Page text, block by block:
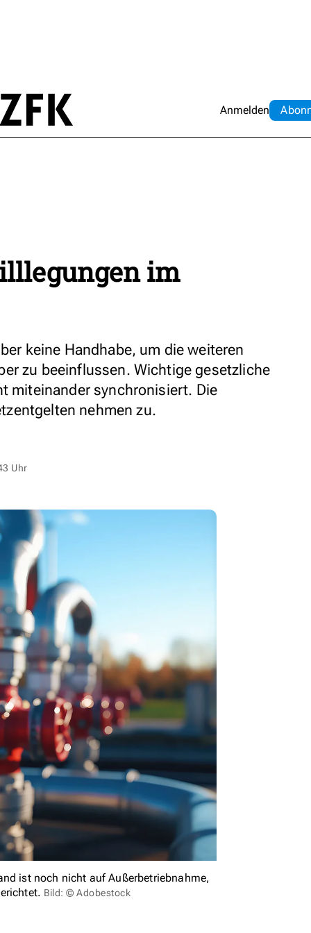
Anmelden Abo
im
keine Handhabe, um die weiteren
zu beeinflussen. Wichtige gesetzliche
miteinander synchronisiert. Die
nehmen zu.
Uhr
ist noch nicht auf Außerbetriebnahme,
Bild: © Adobestock